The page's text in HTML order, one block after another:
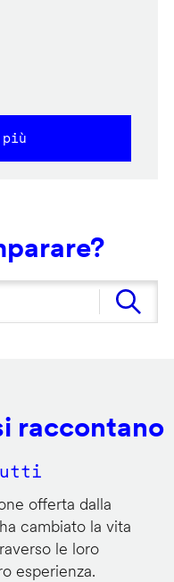
raccontano
offerta dalla
cambiato la vita
le loro
esperienza.